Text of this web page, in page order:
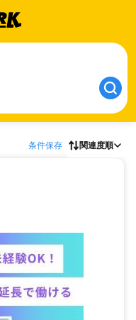
条件保存 関連度順